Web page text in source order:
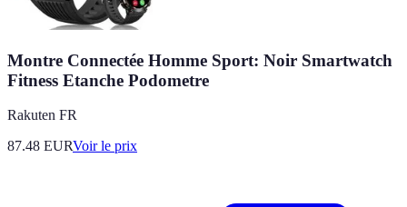
Montre Connectée Homme Sport: Noir Smartwatch
Fitness Etanche Podometre
Rakuten FR
87.48 EURVoir le prix